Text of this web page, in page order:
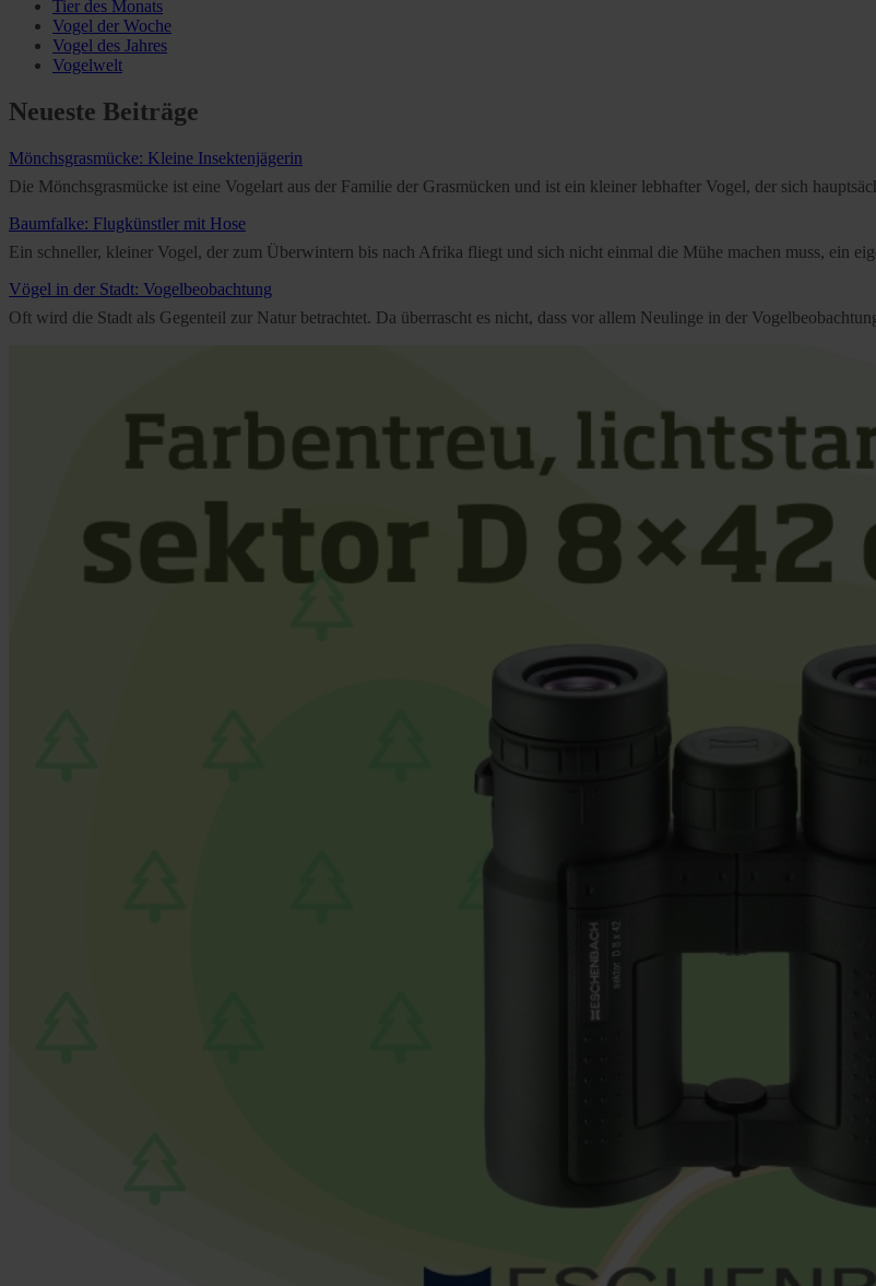
Tier des Monats
Vogel der Woche
Vogel des Jahres
Vogelwelt
Neueste Beiträge
Mönchsgrasmücke: Kleine Insektenjägerin
Die Mönchsgrasmücke ist eine Vogelart aus der Familie der Grasmücken und ist ein kleiner lebhafter Vogel, der sich
Baumfalke: Flugkünstler mit Hose
Ein schneller, kleiner Vogel, der zum Überwintern bis nach Afrika fliegt und sich nicht einmal die Mühe machen muss, ein
Vögel in der Stadt: Vogelbeobachtung
Oft wird die Stadt als Gegenteil zur Natur betrachtet. Da überrascht es nicht, dass vor allem Neulinge in der